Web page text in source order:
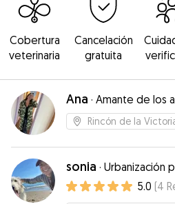
Cobertura
veterinaria
Cancelación
gratuita
Ana · Amante de los
Rincón de la
sonia · Urbanización
5.0 (4